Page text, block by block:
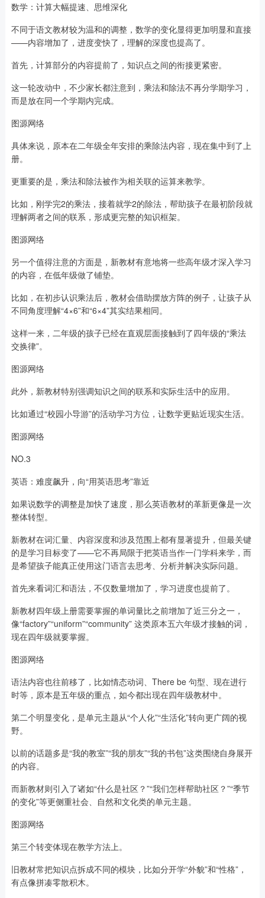
数学：计算大幅提速、思维深化
不同于语文教材较为温和的调整，数学的变化显得更加明显和直接
——内容增加了，进度变快了，理解的深度也提高了。
首先，计算部分的内容提前了，知识点之间的衔接更紧密。
这一轮改动中，不少家长都注意到，乘法和除法不再分学期学习，
而是放在同一个学期内完成。
图源网络
具体来说，原本在二年级全年安排的乘除法内容，现在集中到了上
册。
更重要的是，乘法和除法被作为相关联的运算来教学。
比如，刚学完2的乘法，接着就学2的除法，帮助孩子在最初阶段就
理解两者之间的联系，形成更完整的知识框架。
图源网络
另一个值得注意的方面是，新教材有意地将一些高年级才深入学习
的内容，在低年级做了铺垫。
比如，在初步认识乘法后，教材会借助摆放方阵的例子，让孩子从
不同角度理解“4×6”和“6×4”其实结果相同。
这样一来，二年级的孩子已经在直观层面接触到了四年级的“乘法
交换律”。
图源网络
此外，新教材特别强调知识之间的联系和实际生活中的应用。
比如通过“校园小导游”的活动学习方位，让数学更贴近现实生活。
图源网络
NO.3
英语：难度飙升，向“用英语思考”靠近
如果说数学的调整是加快了速度，那么英语教材的革新更像是一次
整体转型。
新教材在词汇量、内容深度和涉及范围上都有显著提升，但最关键
的是学习目标变了——它不再局限于把英语当作一门学科来学，而
是希望孩子能真正使用这门语言去思考、分析并解决实际问题。
首先来看词汇和语法，不仅数量增加了，学习进度也提前了。
新教材四年级上册需要掌握的单词量比之前增加了近三分之一，
像“factory”“uniform”“community” 这类原本五六年级才接触的词，
现在四年级就要掌握。
图源网络
语法内容也往前移了，比如情态动词、There be 句型、现在进行
时等，原本是五年级的重点，如今都出现在四年级教材中。
第二个明显变化，是单元主题从“个人化”“生活化”转向更广阔的视
野。
以前的话题多是“我的教室”“我的朋友”“我的书包”这类围绕自身展开
的内容。
而新教材则引入了诸如“什么是社区？”“我们怎样帮助社区？”“季节
的变化”等更侧重社会、自然和文化类的单元主题。
图源网络
第三个转变体现在教学方法上。
旧教材常把知识点拆成不同的模块，比如分开学“外貌”和“性格”，
有点像拼凑零散积木。